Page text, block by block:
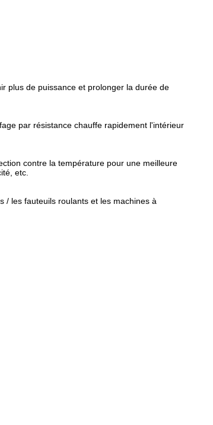
plus de puissance et prolonger la durée de
par résistance chauffe rapidement l'intérieur
contre la température pour une meilleure
etc.
/ les fauteuils roulants et les machines à